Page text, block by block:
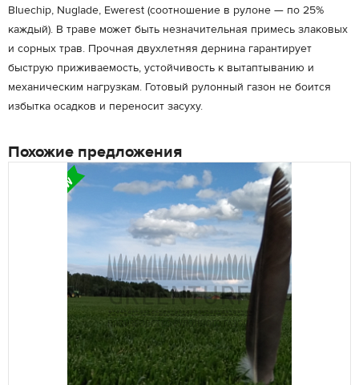
Bluechip, Nuglade, Ewerest (соотношение в рулоне — по 25%
каждый). В траве может быть незначительная примесь злаковых
и сорных трав. Прочная двухлетняя дернина гарантирует
быструю приживаемость, устойчивость к вытаптыванию и
механическим нагрузкам. Готовый рулонный газон не боится
избытка осадков и переносит засуху.
Похожие предложения